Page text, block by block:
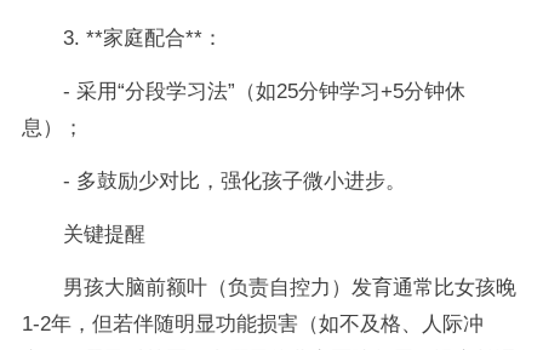
3. **家庭配合**：
- 采用“分段学习法”（如25分钟学习+5分钟休
息）；
- 多鼓励少对比，强化孩子微小进步。
关键提醒
男孩大脑前额叶（负责自控力）发育通常比女孩晚
1-2年，但若伴随明显功能损害（如不及格、人际冲